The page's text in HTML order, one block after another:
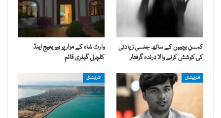
کمسن بچیوں کے ساتھ جنسی زیادتی
کی کوشش کرنے والا درندہ گرفتار
وارث شاہ کے مزار پر ہیریٹیج اینڈ
کلچرل گیلری قائم
انٹرنیشنل انٹرنیشنل